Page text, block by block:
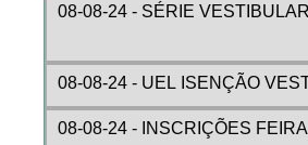
08-08-24 - SÉRIE
08-08-24 - UEL ISENÇÃO
08-08-24 - INSCRIÇÕES